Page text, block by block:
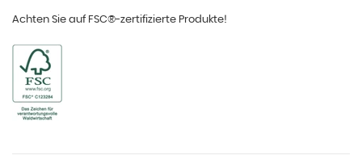
Achten Sie auf FSC®-zertifizierte Produkte!